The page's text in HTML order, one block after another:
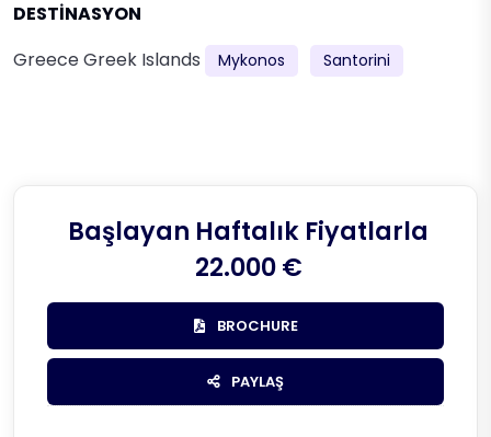
DESTİNASYON
GreeceGreek Islands Mykonos Santorini
Başlayan Haftalık Fiyatlarla
22.000 €
BROCHURE
PAYLAŞ